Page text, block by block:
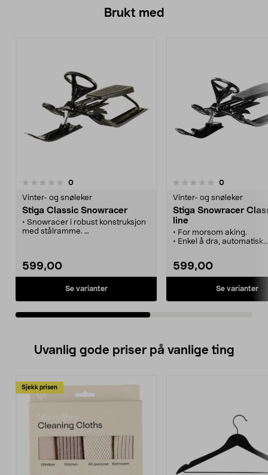
Brukt med
0anmeldelser
Vinter- og snøleker
Stiga Classic Snowracer
• Snowracer i robust konstruksjon
med stålramme.
599,00
Se varianter
0.0 av 5 stjerner 0anmeldelser
Vinter- og snøleker
Stiga Snowracer
line
• For morsom aking.
• Enkel å dra, automatisk
• Utstyrt med styrefjær
599,00
Se varianter
0.0 av 5 stjerner
Uvanlig gode priser på vanlige ting
Sjekk prisen